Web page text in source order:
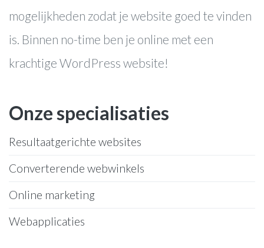
mogelijkheden zodat je website goed te vinden
is. Binnen no-time ben je online met een
krachtige WordPress website!
Onze specialisaties
Resultaatgerichte websites
Converterende webwinkels
Online marketing
Webapplicaties